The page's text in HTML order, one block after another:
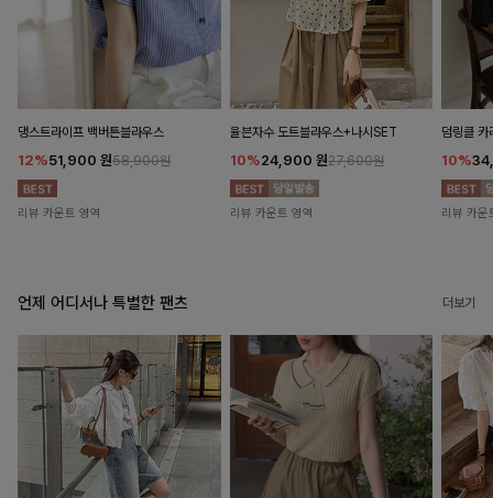
댕스트라이프 백버튼블라우스
12%51,900 원58,900원
리뷰 카운트 영역
율븐자수 도트블라우스+나시SET
10%24,900 원27,600원
리뷰 카운트 영역
덤링클 카
10%
리뷰 카운
언제 어디서나 특별한 팬츠 더보기